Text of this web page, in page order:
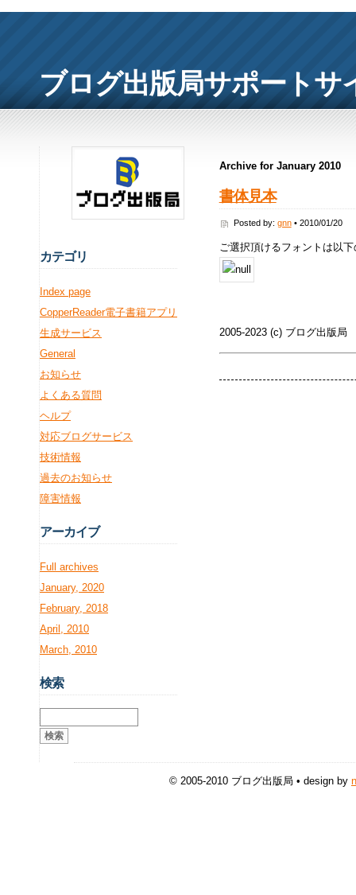
ブログ出版局サポートサ
Archive for January 2010
書体見本
Posted by: gnn• 2010/01/20
ご選択頂けるフォントは以
2005-2023 (c) ブログ出版局
カテゴリ
Index page
CopperReader電子書籍アプリ
生成サービス
General
お知らせ
よくある質問
ヘルプ
対応ブログサービス
技術情報
過去のお知らせ
障害情報
アーカイブ
Full archives
January, 2020
February, 2018
April, 2010
March, 2010
検索
© 2005-2010 ブログ出版局 • design by